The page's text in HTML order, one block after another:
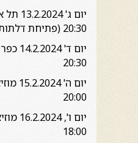
יום ג'
20:30 (פתיחת דלתות 19:30)
יום
20:30
יום ה'
20:00
יום
18:00